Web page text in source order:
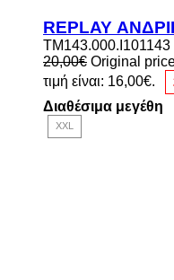
REPLAY
TM143.000.I101143
20,00€ Original
τιμή είναι: 16,00€.
Διαθέσιμα μεγέθη
XXL